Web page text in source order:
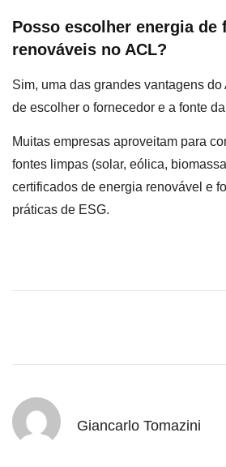
Posso escolher energia de
renováveis no ACL?
Sim, uma das grandes vantagens
de escolher o fornecedor e a fonte
Muitas empresas aproveitam para
fontes limpas (solar, eólica,
certificados de energia renovável e
práticas de ESG.
Giancarlo Tomazini